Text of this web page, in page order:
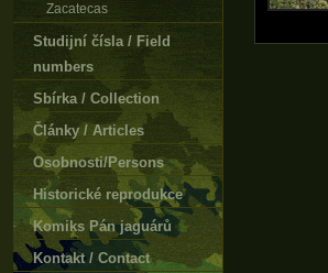
Zacatecas
Studijní čísla / Field
numbers
Sbírka / Collection
Články / Articles
Osobnosti/Persons
Historické reprodukce
Komiks Pán jaguárů
Kontakt / Contact